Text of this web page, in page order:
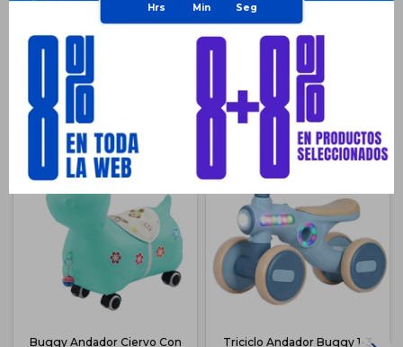
Productos que te pueden interesar
Buggy Andador Ciervo Con
Triciclo Andador Buggy 1-3